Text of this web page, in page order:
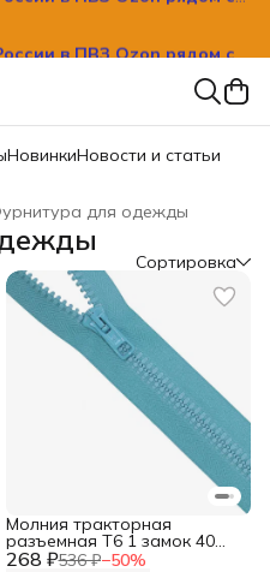
НовинкиНовости и статьи
для одежды
Сортировка
268 ₽536 ₽−50%
Молния тракторная
разъемная Т6 1 замок 40
см, 1 шт, Arta, бирюзовый